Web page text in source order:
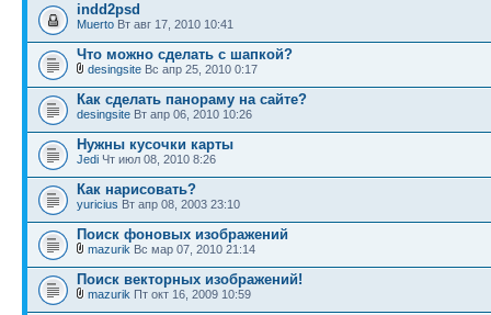
indd2psd
Muerto Вт авг 17, 2010 10:41
Что можно сделать с шапкой?
desingsite Вс апр 25, 2010 0:17
Как сделать панораму на сайте?
desingsite Вт апр 06, 2010 10:26
Нужны кусочки карты
Jedi Чт июл 08, 2010 8:26
Как нарисовать?
yuricius Вт апр 08, 2003 23:10
Поиск фоновых изображений
mazurik Вс мар 07, 2010 21:14
Поиск векторных изображений!
mazurik Пт окт 16, 2009 10:59